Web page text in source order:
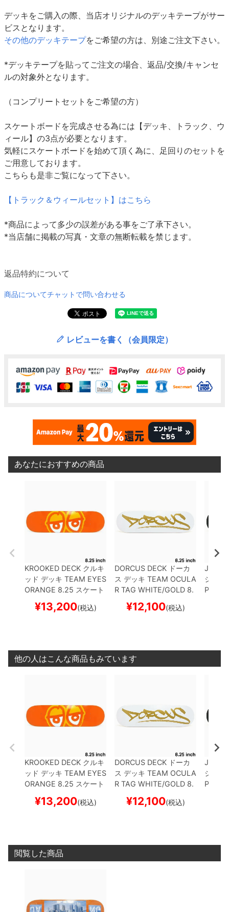
デッキをご購入の際、当店オリジナルのデッキテープがサー
ビスとなります。
その他のデッキテープをご希望の方は、別途ご注文下さい。
*デッキテープを貼ってご注文の場合、返品/交換/キャンセ
ルの対象外となります。
（コンプリートセットをご希望の方）
スケートボードを完成させる為には【デッキ、トラック、ウ
ィール】の3点が必要となります。
気軽にスケートボードを始めて頂く為に、足回りのセットを
ご用意しております。
こちらも是非ご覧になって下さい。
【トラック＆ウィールセット】はこちら
*商品によって多少の誤差がある事をご了承下さい。
*当店舗に掲載の写真・文章の無断転載を禁じます。
返品特約について
商品についてチャットで問い合わせる
レビューを書く（会員限定）
あなたにおすすめの商品
KROOKED DECK クルキ
ッド デッキ TEAM EYES
ORANGE 8.25 スケート
ボード スケボー
¥13,200(税込)
DORCUS DECK ドーカ
ス デッキ TEAM OCULA
R TAG WHITE/GOLD 8.
スケートボード スケ
ボー¥12,100(税込)
ジー
PHIN
他の人はこんな商品もみています
KROOKED DECK クルキ
ッド デッキ TEAM EYES
ORANGE 8.25 スケート
¥13,200(税込)
DORCUS DECK ドーカ
ス デッキ TEAM OCULA
R TAG WHITE/GOLD 8.
ボー¥12,100(税込)
ジー
PHIN
閲覧した商品